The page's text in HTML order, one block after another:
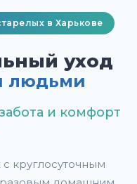
в Харькове
уход
людьми
и комфорт
круглосуточным